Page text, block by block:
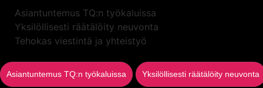
Asiantuntemus TQ:n työkaluissa
Yksilöllisesti räätälöity neuvonta
Tehokas viestintä ja yhteistyö
Asiantuntemus TQ:n työkaluissa Yksilöllisesti räätälöity neuvonta